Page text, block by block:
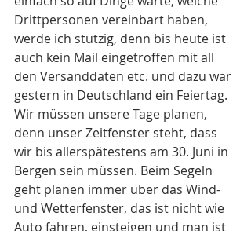
Drittpersonen vereinbart haben,
werde ich stutzig, denn bis heute ist
auch kein Mail eingetroffen mit all
den Versanddaten etc. und dazu war
gestern in Deutschland ein Feiertag.
Wir müssen unsere Tage planen,
denn unser Zeitfenster steht, dass
wir bis allerspätestens am 30. Juni in
Bergen sein müssen. Beim Segeln
geht planen immer über das Wind-
und Wetterfenster, das ist nicht wie
Auto fahren, einsteigen und man ist